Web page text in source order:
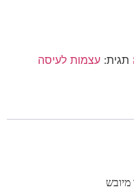
תגית: עצמות לעיסה
מיובש